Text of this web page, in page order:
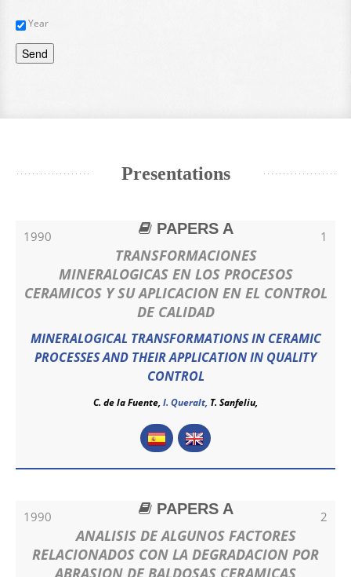
Year
Send
Presentations
1990 1
PAPERS A
TRANSFORMACIONES
MINERALOGICAS EN LOS PROCESOS
CERAMICOS Y SU APLICACION EN EL CONTROL
DE CALIDAD
MINERALOGICAL TRANSFORMATIONS IN CERAMIC
PROCESSES AND THEIR APPLICATION IN QUALITY
CONTROL
C. de la Fuente, I. Queralt, T. Sanfeliu,
1990 2
PAPERS A
ANALISIS DE ALGUNOS FACTORES
RELACIONADOS CON LA DEGRADACION POR
ABRASION DE BALDOSAS CERAMICAS